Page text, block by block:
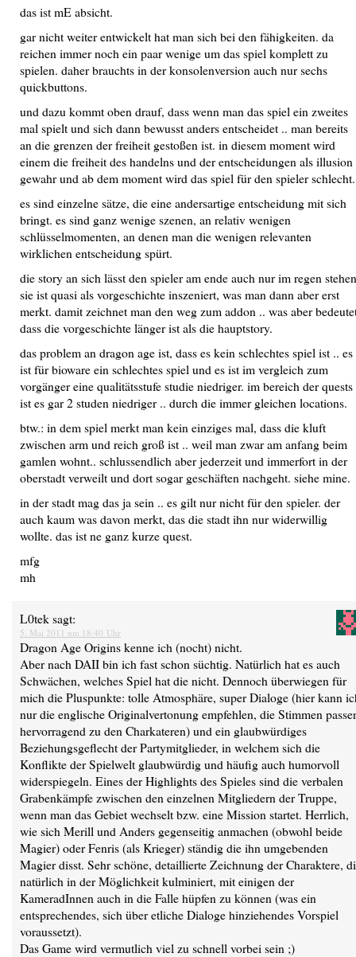
das ist mE absicht.
gar nicht weiter entwickelt hat man sich bei den fähigkeiten. da
reichen immer noch ein paar wenige um das spiel komplett zu
spielen. daher brauchts in der konsolenversion auch nur sechs
quickbuttons.
und dazu kommt oben drauf, dass wenn man das spiel ein zweites
mal spielt und sich dann bewusst anders entscheidet .. man bereits
an die grenzen der freiheit gestoßen ist. in diesem moment wird
einem die freiheit des handelns und der entscheidungen als illusion
gewahr und ab dem moment wird das spiel für den spieler schlecht.
es sind einzelne sätze, die eine andersartige entscheidung mit sich
bringt. es sind ganz wenige szenen, an relativ wenigen
schlüsselmomenten, an denen man die wenigen relevanten
wirklichen entscheidung spürt.
die story an sich lässt den spieler am ende auch nur im regen
sie ist quasi als vorgeschichte inszeniert, was man dann aber erst
merkt. damit zeichnet man den weg zum addon .. was aber
dass die vorgeschichte länger ist als die hauptstory.
das problem an dragon age ist, dass es kein schlechtes spiel ist .. es
ist für bioware ein schlechtes spiel und es ist im vergleich zum
vorgänger eine qualitätsstufe studie niedriger. im bereich der quests
ist es gar 2 studen niedriger .. durch die immer gleichen locations.
btw.: in dem spiel merkt man kein einziges mal, dass die kluft
zwischen arm und reich groß ist .. weil man zwar am anfang beim
gamlen wohnt.. schlussendlich aber jederzeit und immerfort in der
oberstadt verweilt und dort sogar geschäften nachgeht. siehe mine.
in der stadt mag das ja sein .. es gilt nur nicht für den spieler. der
auch kaum was davon merkt, das die stadt ihn nur widerwillig
wollte. das ist ne ganz kurze quest.
mfg
mh
L0teksagt:
5. Mai 2011 um 18:40 Uhr
Dragon Age Origins kenne ich (nocht) nicht.
Aber nach DAII bin ich fast schon süchtig. Natürlich hat es auch
Schwächen, welches Spiel hat die nicht. Dennoch überwiegen für
mich die Pluspunkte: tolle Atmosphäre, super Dialoge (hier kann
nur die englische Originalvertonung empfehlen, die Stimmen
hervorragend zu den Charkateren) und ein glaubwürdiges
Beziehungsgeflecht der Partymitglieder, in welchem sich die
Konflikte der Spielwelt glaubwürdig und häufig auch humorvoll
widerspiegeln. Eines der Highlights des Spieles sind die verbalen
Grabenkämpfe zwischen den einzelnen Mitgliedern der Truppe,
wenn man das Gebiet wechselt bzw. eine Mission startet. Herrlich,
wie sich Merill und Anders gegenseitig anmachen (obwohl beide
Magier) oder Fenris (als Krieger) ständig die ihn umgebenden
Magier disst. Sehr schöne, detaillierte Zeichnung der Charaktere,
natürlich in der Möglichkeit kulminiert, mit einigen der
KameradInnen auch in die Falle hüpfen zu können (was ein
entsprechendes, sich über etliche Dialoge hinziehendes Vorspiel
voraussetzt).
Das Game wird vermutlich viel zu schnell vorbei sein ;)